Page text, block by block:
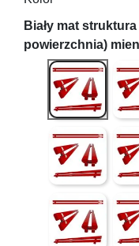
Biały mat
Czarny Mat (
Szary